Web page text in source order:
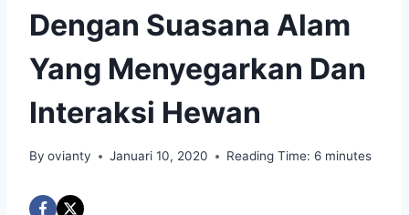
Dengan Suasana Alam
Yang Menyegarkan Dan
Interaksi Hewan
By ovianty Januari 10, 2020 Reading Time: 6 minutes